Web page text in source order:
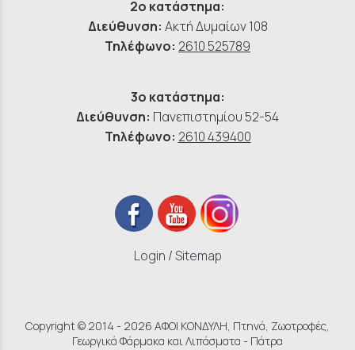
2ο κατάστημα:
Διεύθυνση: Ακτή Δυμαίων 108
Τηλέφωνο: 2610 525789
3ο κατάστημα:
Διεύθυνση: Πανεπιστημίου 52-54
Τηλέφωνο: 2610 439400
Login /Sitemap
Copyright © 2014 - 2026 ΑΦΟΙ ΚΟΝΔΥΛΗ, Πτηνά, Ζωοτροφές,
Γεωργικά Φάρμακα και Λιπάσματα - Πάτρα